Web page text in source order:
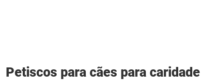
Petiscos para cães para caridade